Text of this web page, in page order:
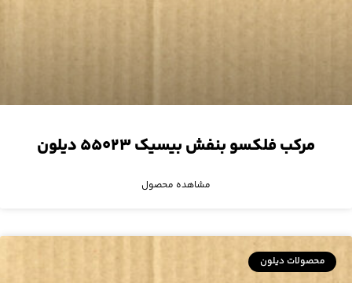
مرکب فلکسو بنفش بیسیک ۵۵۰۲۳ دیلون
مشاهده محصول
محصولات دیلون